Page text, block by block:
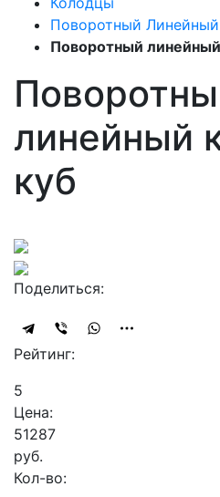
Поворотный Линейный
Поворотный
линейный
куб
Поделиться:
Рейтинг:
5
Цена:
51287
руб.
Кол-во: